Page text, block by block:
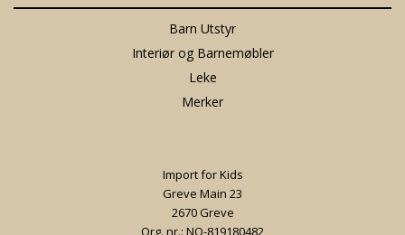
Barn Utstyr
Interiør og Barnemøbler
Leke
Merker
Import for Kids
Greve Main 23
2670 Greve
Org. nr.: NO-819180482